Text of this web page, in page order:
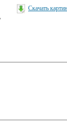
Скачать